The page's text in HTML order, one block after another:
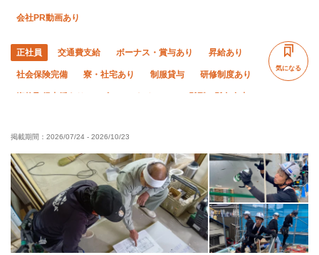
会社PR動画あり
正社員 交通費支給 ボーナス・賞与あり 昇給あり
社会保険完備 寮・社宅あり 制服貸与 研修制度あり
資格取得支援あり ピアス・ネイルOK 髪型・髪色自由
未経験OK 経験者優遇
50代以上活躍中 60代以上活躍中 外国人活躍中
土日休み 車・バイク通勤OK 転勤なし 夏季休暇
年末年始休暇
気になる
掲載期間： 2026/07/24 - 2026/10/23